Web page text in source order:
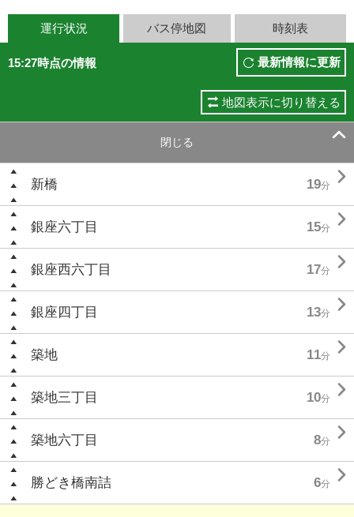
運行状況 バス停地図 時刻表
15:27時点の情報 最新情報に更新
地図表示に切り替える
閉じる 
新橋 19分 
銀座六丁目 15分 
銀座西六丁目 17分 
銀座四丁目 13分 
築地 11分 
築地三丁目 10分 
築地六丁目 8分 
勝どき橋南詰 6分 